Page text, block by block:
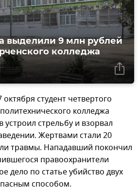
выделили 9 млн рублей
колледжа
студент четвертого
колледжа
устроил стрельбу и взорвал
Жертвами стали 20
травмы. Нападавший покончил
правоохранители
дело по статье убийство двух
способом.